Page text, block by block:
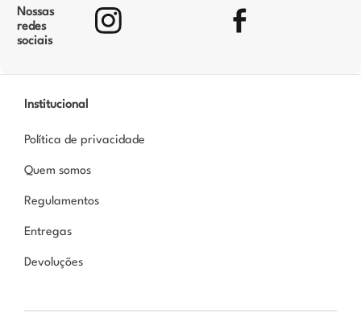
Nossas
redes
sociais
Institucional
Política de privacidade
Quem somos
Regulamentos
Entregas
Devoluções